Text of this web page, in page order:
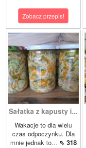
Zobacz przepis!
Sałatka z kapusty i...
Wakacje to dla wielu
czas odpoczynku. Dla
mnie jednak to... ⇖ 318